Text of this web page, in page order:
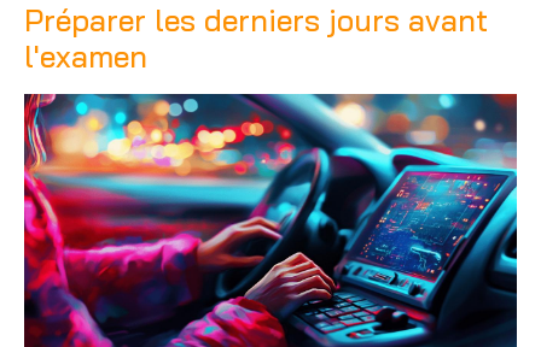
Préparer les derniers jours avant
l'examen